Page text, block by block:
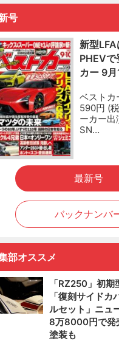
号
新型LFA
PHEVで
カー 9月
ベストカ
590円 (
ーカー出
SN…
最新号
バックナンバ
部オススメ
「RZ250」初期
「復刻サイドカ
ルセット」ニュ
8万8000円で発
塗装も